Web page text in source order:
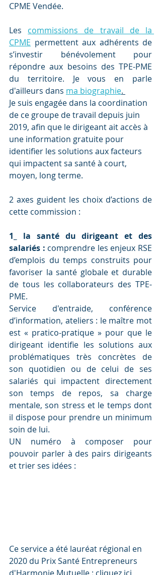
CPME Vendée.
Les commissions de travail de la
CPME permettent aux adhérents de
s’investir bénévolement pour
répondre aux besoins des TPE-PME
du territoire. Je vous en parle
d'ailleurs dans ma biographie.
Je suis engagée dans la coordination
de ce groupe de travail depuis juin
2019, afin que le dirigeant ait accès à
une information gratuite pour
identifier les solutions aux facteurs
qui impactent sa santé à court,
moyen, long terme.
2 axes guident les choix d’actions de
cette commission :
1_ la santé du dirigeant et des
salariés : comprendre les enjeux RSE
d’emplois du temps construits pour
favoriser la santé globale et durable
de tous les collaborateurs des TPE-
PME.
Service d'entraide, conférence
d’information, ateliers : le maître mot
est « pratico-pratique » pour que le
dirigeant identifie les solutions aux
problématiques très concrètes de
son quotidien ou de celui de ses
salariés qui impactent directement
son temps de repos, sa charge
mentale, son stress et le temps dont
il dispose pour prendre un minimum
soin de lui.
UN numéro à composer pour
pouvoir parler à des pairs dirigeants
et trier ses idées :
Ce service a été lauréat régional en
2020 du Prix Santé Entrepreneurs